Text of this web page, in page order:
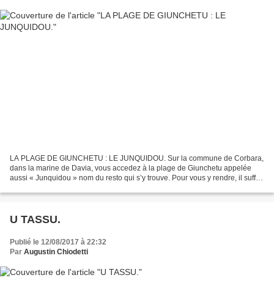
LA PLAGE DE GIUNCHETU : LE JUNQUIDOU. Sur la commune de Corbara,
dans la marine de Davia, vous accedez à la plage de Giunchetu appelée
aussi « Junquidou » nom du resto qui s’y trouve. Pour vous y rendre, il suffit
U TASSU.
Publié le 12/08/2017 à 22:32
Par Augustin Chiodetti